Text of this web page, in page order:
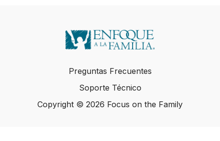
Preguntas Frecuentes
Soporte Técnico
Copyright © 2026 Focus on the Family